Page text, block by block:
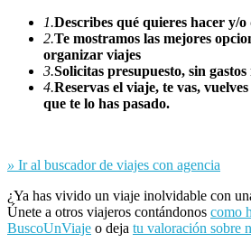
1.Describes qué quieres hacer y/
2.Te mostramos las mejores
organizar viajes
3.Solicitas presupuesto, sin gastos
4.Reservas el viaje, te vas,
que te lo has pasado.
» Ir al buscador de viajes con agencia
¿Ya has vivido un viaje inolvidable con
Únete a otros viajeros contándonos como
BuscoUnViaje o deja tu valoración sobre